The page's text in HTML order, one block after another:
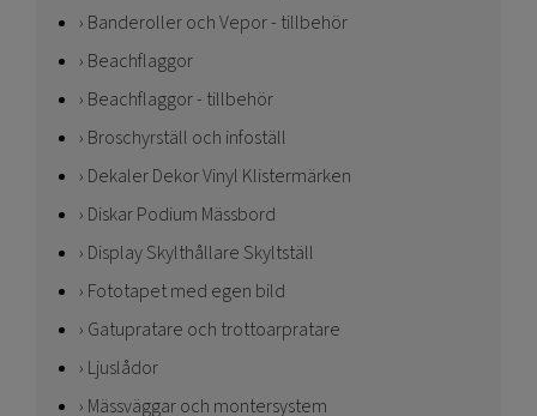
Banderoller och Vepor - tillbehör
Beachflaggor
Beachflaggor - tillbehör
Broschyrställ och infoställ
Dekaler Dekor Vinyl Klistermärken
Diskar Podium Mässbord
Display Skylthållare Skyltställ
Fototapet med egen bild
Gatupratare och trottoarpratare
Ljuslådor
Mässväggar och montersystem